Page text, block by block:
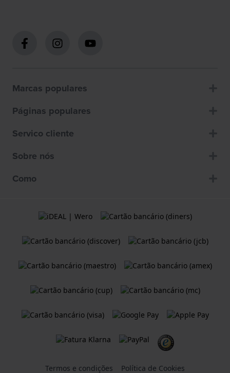
Marcas populares
Páginas populares
Servico cliente
Sobre nós
Como
Termos e condições Política de Cookies